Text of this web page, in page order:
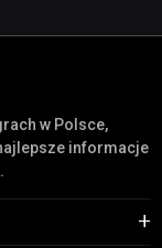
w Polsce,
informacje